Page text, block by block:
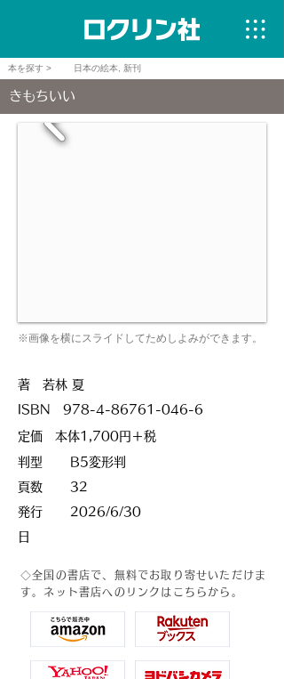
本を探す > 日本の絵本, 新刊
きもちいい
※画像を横にスライドしてためしよみができます。
著 若林 夏
ISBN
978-4-86761-046-6
定価 本体1,700円＋税
判型
頁数
発行
日
B5変形判
32
2026/6/30
◇全国の書店で、無料でお取り寄せいただけま
す。 ネット書店へのリンクはこちらから。